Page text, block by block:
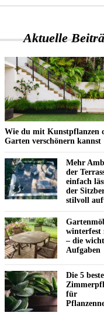
Aktuelle
Wie du mit Kunstpflanzen
Garten verschönern kannst
Mehr
der
einfach
der
stilvoll
winterfest
– die
Aufgaben
Die 5
für